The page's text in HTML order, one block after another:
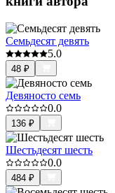
Семьдесят девять
5.0
48 ₽
Девяносто семь
0.0
136 ₽
Шестьдесят шесть
0.0
484 ₽